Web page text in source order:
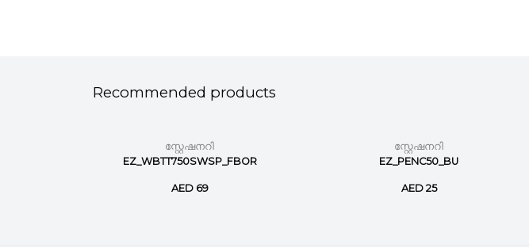
Recommended products
സ്റ്റേഷനറി
EZ_WBTT750SWSP_FBOR
AED 69
സ്റ്റേഷനറി
EZ_PENC50_BU
AED 25